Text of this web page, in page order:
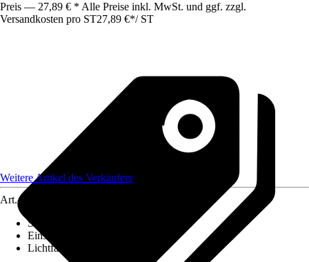
Preis — 27,89 € * Alle Preise inkl. MwSt. und ggf. zzgl.
Versandkosten pro ST27,89 €*/ ST
Weitere Artikel des Verkäufers
Art.-Nr.
Stromversorgung
Einsatzbereich
Lichtfarbe